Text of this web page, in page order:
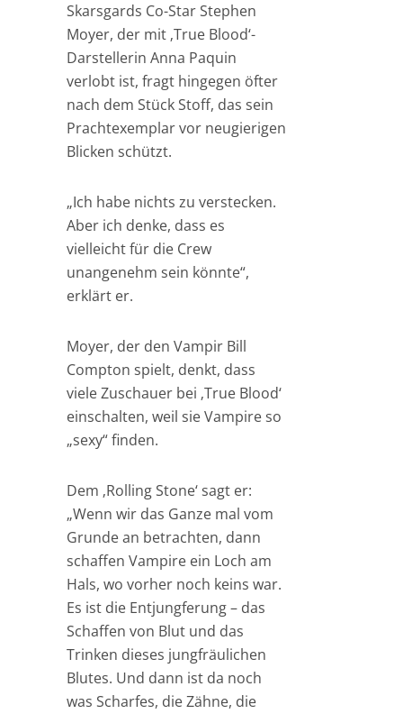
Skarsgards Co-Star Stephen
Moyer, der mit ‚True Blood‘-
Darstellerin Anna Paquin
verlobt ist, fragt hingegen öfter
nach dem Stück Stoff, das sein
Prachtexemplar vor neugierigen
Blicken schützt.
„Ich habe nichts zu verstecken.
Aber ich denke, dass es
vielleicht für die Crew
unangenehm sein könnte“,
erklärt er.
Moyer, der den Vampir Bill
Compton spielt, denkt, dass
viele Zuschauer bei ‚True Blood‘
einschalten, weil sie Vampire so
„sexy“ finden.
Dem ‚Rolling Stone‘ sagt er:
„Wenn wir das Ganze mal vom
Grunde an betrachten, dann
schaffen Vampire ein Loch am
Hals, wo vorher noch keins war.
Es ist die Entjungferung – das
Schaffen von Blut und das
Trinken dieses jungfräulichen
Blutes. Und dann ist da noch
was Scharfes, die Zähne, die